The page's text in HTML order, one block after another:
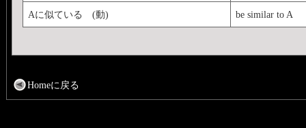
Aに似ている (動) be similar to A
Homeに戻る